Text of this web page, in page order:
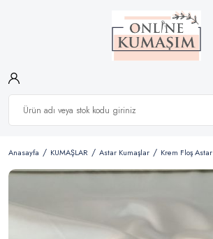
Anasayfa KUMAŞLAR Astar Kumaşlar Krem Floş Astar